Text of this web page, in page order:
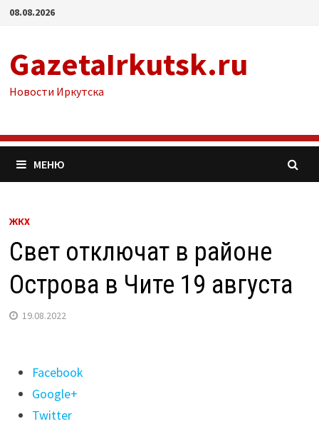
Перейти
08.08.2026
GazetaIrkutsk.ru
Новости Иркутска
МЕНЮ
ЖКХ
Свет отключат в районе
Острова в Чите 19 августа
19.08.2022
Поделиться
"Свет
отключат
Facebook
Google+
Twitter